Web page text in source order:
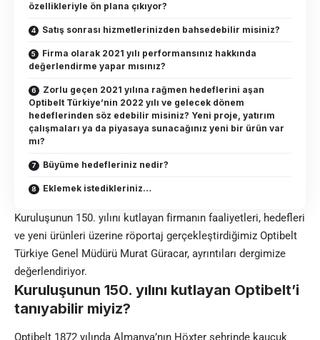
özellikleriyle ön plana çıkıyor?
Satış sonrası hizmetlerinizden bahsedebilir misiniz?
Firma olarak 2021 yılı performansınız hakkında
değerlendirme yapar mısınız?
Zorlu geçen 2021 yılına rağmen hedeflerini aşan
Optibelt Türkiye’nin 2022 yılı ve gelecek dönem
hedeflerinden söz edebilir misiniz? Yeni proje, yatırım
çalışmaları ya da piyasaya sunacağınız yeni bir ürün var
mı?
Büyüme hedefleriniz nedir?
Eklemek istedikleriniz…
Kuruluşunun 150. yılını kutlayan firmanın faaliyetleri, hedefleri
ve yeni ürünleri üzerine röportaj gerçekleştirdiğimiz Optibelt
Türkiye Genel Müdürü Murat Güracar, ayrıntıları dergimize
değerlendiriyor.
Kuruluşunun 150. yılını kutlayan Optibelt’i
tanıyabilir miyiz?
Optibelt 1872 yılında Almanya’nın Höxter şehrinde kauçuk